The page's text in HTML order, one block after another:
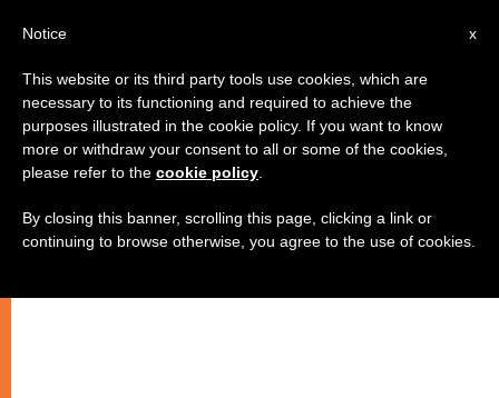
x
Notice
This website or its third party tools use cookies, which are
necessary to its functioning and required to achieve the
purposes illustrated in the cookie policy. If you want to know
more or withdraw your consent to all or some of the cookies,
please refer to the cookie policy
By closing this banner, scrolling this page, clicking a link or
continuing to browse otherwise, you agree to the use of cookies.